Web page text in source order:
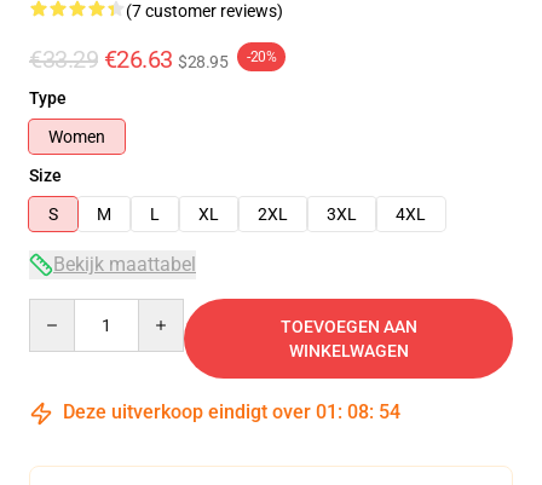
(7 customer reviews)
€33.29 €26.63 $28.95 -20%
Type
Women
Size
S
M L XL 2XL 3XL 4XL
Bekijk maattabel
TOEVOEGEN AAN
WINKELWAGEN
Deze uitverkoop eindigt over 01 : 08: 54